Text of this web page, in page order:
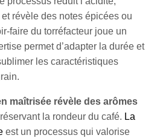
révèle des notes épicées ou
faire du torréfacteur joue un
permet d’adapter la durée et
les caractéristiques
maîtrisée révèle des arômes
la rondeur du café. La
est un processus qui valorise